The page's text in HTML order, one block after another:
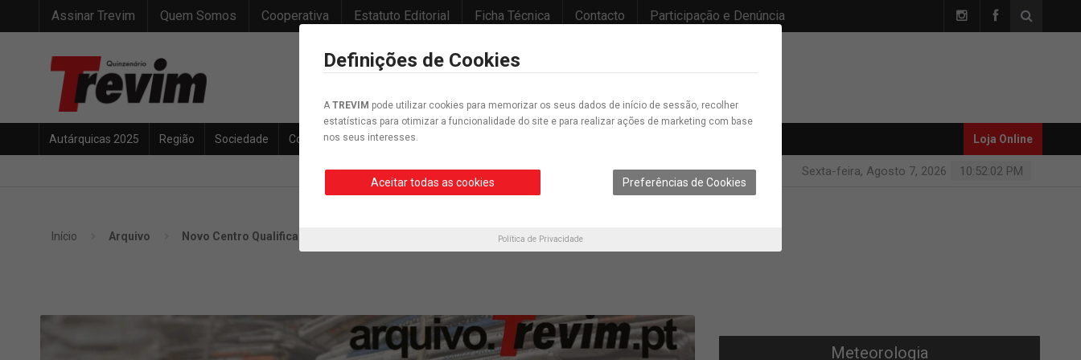
Assinar Trevim Quem Somos Cooperativa Estatuto Editorial Ficha Técnica Contacto Participação e Denúncia
Autárquicas 2025 Região Sociedade Concelho Desporto Loja Online
10:52:03 PM
Sexta-feira, Agosto 7, 2026
Início Arquivo Novo Centro Qualifica na Lousã
Meteorologia
Definições de Cookies
A TREVIM pode utilizar cookies para memorizar os seus dados de início de sessão, recolher
estatísticas para otimizar a funcionalidade do site e para realizar ações de marketing com base
nos seus interesses.
Aceitar todas as cookies Preferências de Cookies
Política de Privacidade